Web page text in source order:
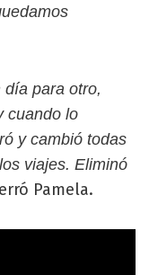
para otro,
cuando lo
y cambió todas
viajes. Eliminó
Pamela.